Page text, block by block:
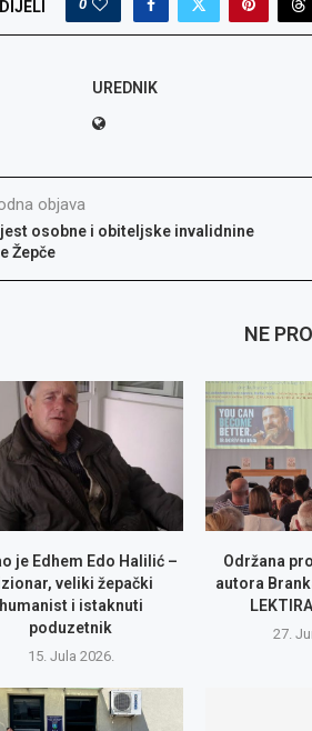
0
UREDNIK
objava
osobne i obiteljske invalidnine
Žepče
NE
je Edhem Edo Halilić –
veliki žepački
humanist i istaknuti
poduzetnik
15. Jula 2026.
Održana
autora
27.
Oglas za
Oglas za
posao: Referent
posao: Radno
Inspektor kvalitete,